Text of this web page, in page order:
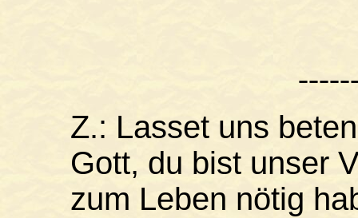
Z.: Lasset uns
Gott, du bist unser
zum Leben nötig